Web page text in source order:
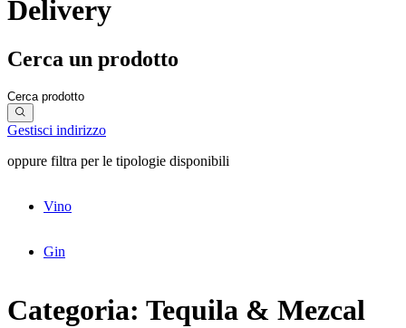
Delivery
Cerca un prodotto
Gestisci indirizzo
oppure filtra per le tipologie disponibili
Vino
Gin
Categoria: Tequila & Mezcal